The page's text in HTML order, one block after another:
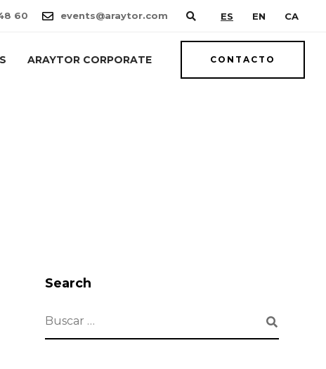
60 events@araytor.com CA
EN
ES
ARAYTOR CORPORATE CONTACTO
Search